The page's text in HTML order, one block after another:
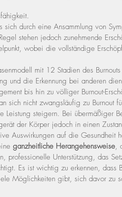
sich durch eine Ansammlung von
stehen jedoch zunehmende
wobei die vollständige
mit 12 Stadien des
und die Erkennung bei anderen
bis hin zu völliger Burnout-
sich nicht zwangsläufig zu Burnout
Leistung steigern. Bei übermäßiger
der Körper jedoch in einen
Auswirkungen auf die Gesundheit
ganzheitliche Herangehensweise,
professionelle Unterstützung, das
Es ist wichtig zu erkennen, dass
Möglichkeiten gibt, sich davor zu